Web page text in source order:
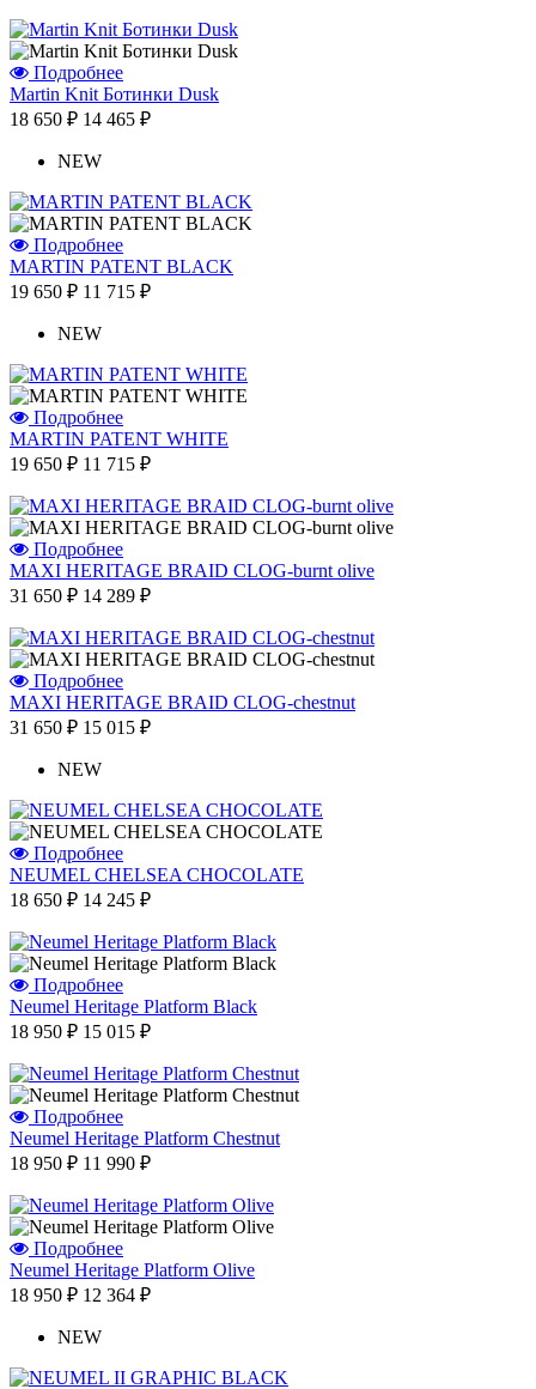
Подробнее
Martin Knit Ботинки Dusk
18 650 ₽ 14 465 ₽
NEW
Подробнее
MARTIN PATENT BLACK
19 650 ₽ 11 715 ₽
NEW
Подробнее
MARTIN PATENT WHITE
19 650 ₽ 11 715 ₽
Подробнее
MAXI HERITAGE BRAID CLOG-burnt olive
31 650 ₽ 14 289 ₽
Подробнее
MAXI HERITAGE BRAID CLOG-chestnut
31 650 ₽ 15 015 ₽
NEW
Подробнее
NEUMEL CHELSEA CHOCOLATE
18 650 ₽ 14 245 ₽
Подробнее
Neumel Heritage Platform Black
18 950 ₽ 15 015 ₽
Подробнее
Neumel Heritage Platform Chestnut
18 950 ₽ 11 990 ₽
Подробнее
Neumel Heritage Platform Olive
18 950 ₽ 12 364 ₽
NEW